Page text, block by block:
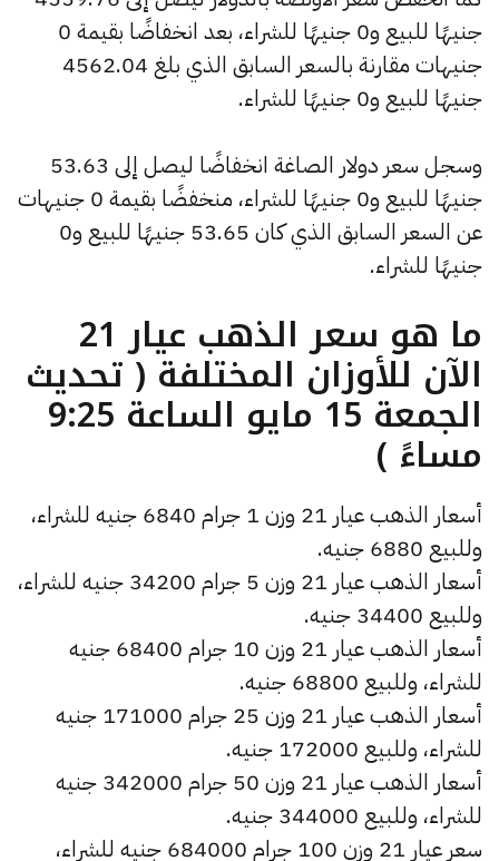
جنيهًا للبيع و0 جنيهًا للشراء، بعد انخفاضًا بقيمة 0
جنيهات مقارنة بالسعر السابق الذي بلغ 4562.04
جنيهًا للبيع و0 جنيهًا للشراء.
وسجل سعر دولار الصاغة انخفاضًا ليصل إلى 53.63
جنيهًا للبيع و0 جنيهًا للشراء، منخفضًا بقيمة 0 جنيهات
عن السعر السابق الذي كان 53.65 جنيهًا للبيع و0
جنيهًا للشراء.
ما هو سعر الذهب عيار 21
الآن للأوزان المختلفة ( تحديث
الجمعة 15 مايو الساعة 9:25
مساءً )
أسعار الذهب عيار 21 وزن 1 جرام 6840 جنيه للشراء،
وللبيع 6880 جنيه.
أسعار الذهب عيار 21 وزن 5 جرام 34200 جنيه للشراء،
وللبيع 34400 جنيه.
أسعار الذهب عيار 21 وزن 10 جرام 68400 جنيه
للشراء، وللبيع 68800 جنيه.
أسعار الذهب عيار 21 وزن 25 جرام 171000 جنيه
للشراء، وللبيع 172000 جنيه.
أسعار الذهب عيار 21 وزن 50 جرام 342000 جنيه
للشراء، وللبيع 344000 جنيه.
سعر عيار 21 وزن 100 جرام 684000 جنيه للشراء،